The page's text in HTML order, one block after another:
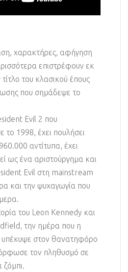
χαρακτήρες, αφήγηση
επιστρέφουν εκ
του κλασικού έπους
που σημάδεψε το
Evil 2 που
το 1998, έχει πουλήσει
αντίτυπα, έχει
ως ένα αριστούργημα και
Evil στη mainstream
και την ψυχαγωγία που
του Leon Kennedy και
την ημέρα που η
υπέκυψε στον θανατηφόρο
τον πληθυσμό σε